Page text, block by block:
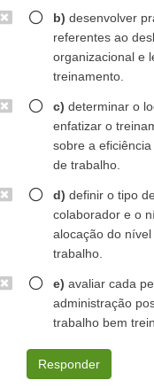
b) desenvolver
referentes ao
organizacional e
treinamento.
c) determinar o
enfatizar o
sobre a
de trabalho.
d) definir o tipo
colaborador e o
alocação do
trabalho.
e) avaliar cada
administração
trabalho bem
Responder